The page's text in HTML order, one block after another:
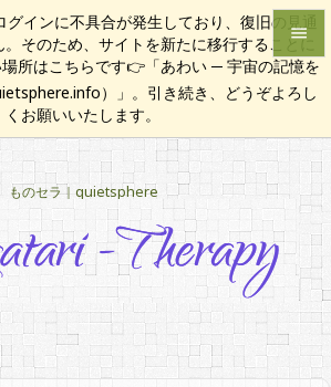
グインに不具合が発生しており、復旧の見通
そのため、サイトを新たに移行することに
所はこちらです👉「あわい ─ 宇宙の記憶を
）」。引き続き、どうぞよろし
くお願いいたします。
ものセラ｜quietsphere


メニュ

サイド


次へ

検索